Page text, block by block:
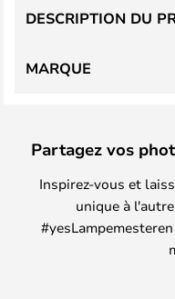
DESCRIPTION DU
MARQUE
Partagez vos
Inspirez-vous et
unique à